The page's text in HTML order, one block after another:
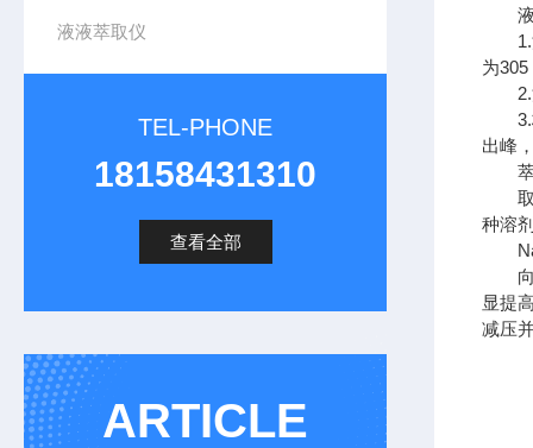
液液萃取仪
TEL-PHONE
18158431310
查看全部
ARTICLE
液
1.波
为
2.流
3.梯
出峰
萃
取
种溶
向液
显提
减压